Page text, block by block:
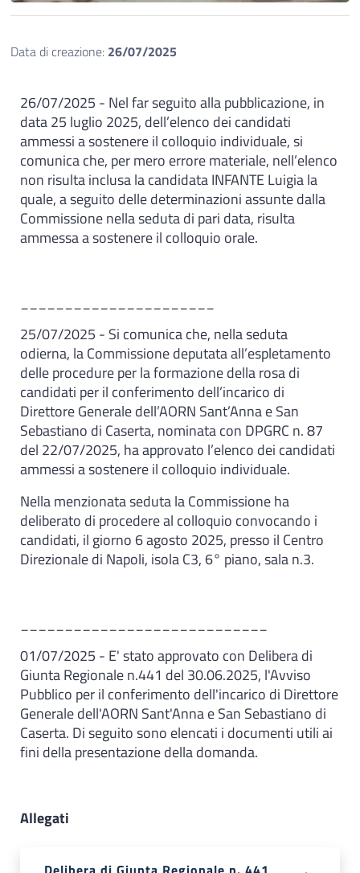
Data di creazione: 26/07/2025
26/07/2025 - Nel far seguito alla pubblicazione, in
data 25 luglio 2025, dell’elenco dei candidati
ammessi a sostenere il colloquio individuale, si
comunica che, per mero errore materiale, nell’elenco
non risulta inclusa la candidata INFANTE Luigia la
quale, a seguito delle determinazioni assunte dalla
Commissione nella seduta di pari data, risulta
ammessa a sostenere il colloquio orale.
25/07/2025 - Si comunica che, nella seduta
odierna, la Commissione deputata all’espletamento
delle procedure per la formazione della rosa di
candidati per il conferimento dell’incarico di
Direttore Generale dell’AORN Sant’Anna e San
Sebastiano di Caserta, nominata con DPGRC n. 87
del 22/07/2025, ha approvato l’elenco dei candidati
ammessi a sostenere il colloquio individuale.
Nella menzionata seduta la Commissione ha
deliberato di procedere al colloquio convocando i
candidati, il giorno 6 agosto 2025, presso il Centro
Direzionale di Napoli, isola C3, 6° piano, sala n.3.
01/07/2025 - E' stato approvato con Delibera di
Giunta Regionale n.441 del 30.06.2025, l'Avviso
Pubblico per il conferimento dell'incarico di Direttore
Generale dell'AORN Sant'Anna e San Sebastiano di
Caserta. Di seguito sono elencati i documenti utili ai
fini della presentazione della domanda.
Allegati